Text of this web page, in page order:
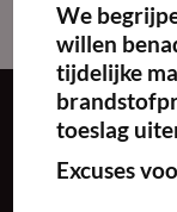
We
willen
tijdelijke
toeslag
Excuses